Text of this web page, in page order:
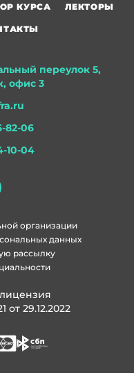
переулок 5,
офис 3
82-06
10-04
КУРСА
ЛЕКТОРЫ
рассылку
данных
организации
от 29.12.2022